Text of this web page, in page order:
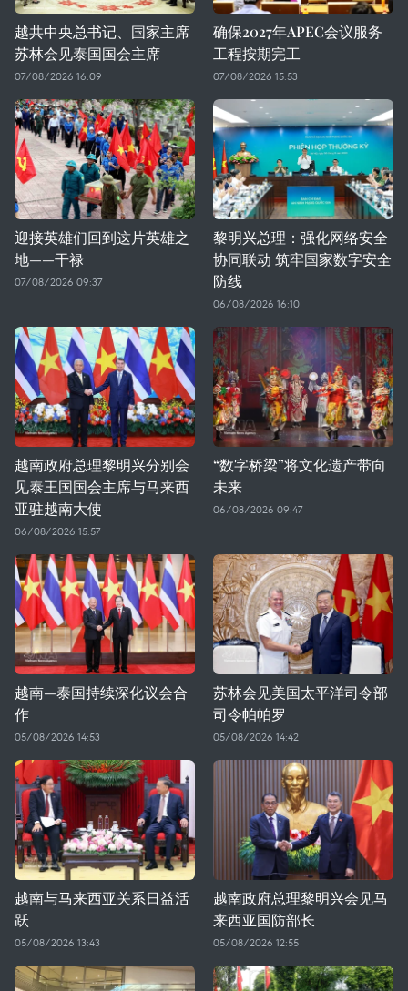
越共中央总书记、国家主席
苏林会见泰国国会主席
07/08/2026 16:09
确保2027年APEC会议服务
工程按期完工
07/08/2026 15:53
迎接英雄们回到这片英雄之
地——干禄
07/08/2026 09:37
黎明兴总理：强化网络安全
协同联动 筑牢国家数字安全
防线
06/08/2026 16:10
越南政府总理黎明兴分别会
见泰王国国会主席与马来西
亚驻越南大使
06/08/2026 15:57
“数字桥梁”将文化遗产带向
未来
06/08/2026 09:47
越南—泰国持续深化议会合
作
05/08/2026 14:53
苏林会见美国太平洋司令部
司令帕帕罗
05/08/2026 14:42
越南与马来西亚关系日益活
跃
05/08/2026 13:43
越南政府总理黎明兴会见马
来西亚国防部长
05/08/2026 12:55